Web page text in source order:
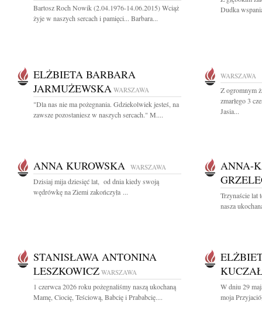
Bartosz Roch Nowik (2.04.1976-14.06.2015) Wciąż
żyje w naszych sercach i pamięci... Barbara...
Dudka
ELŻBIETA BARBARA
JARMUŻEWSKA WARSZAWA
"Dla nas nie ma pożegnania. Gdziekolwiek jesteś, na
zawsze pozostaniesz w naszych sercach." M....
WARSZAWA
Z ogromnym
zmarłego 3
Jasia...
ANNA KUROWSKA WARSZAWA
Dzisiaj mija dziesięć lat, od dnia kiedy swoją
wędrówkę na Ziemi zakończyła ...
ANNA-
Trzynaście lat
nasza
STANISŁAWA ANTONINA
LESZKOWICZ WARSZAWA
1 czerwca 2026 roku pożegnaliśmy naszą ukochaną
Mamę, Ciocię, Teściową, Babcię i Prababcię....
W dniu 29
moja